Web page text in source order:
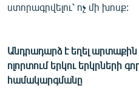
ստորագրվելու՝ ոչ մի խոսք:
Անդրադարձ է եղել
ոլորտում երկու երկրների
համակարգմանը